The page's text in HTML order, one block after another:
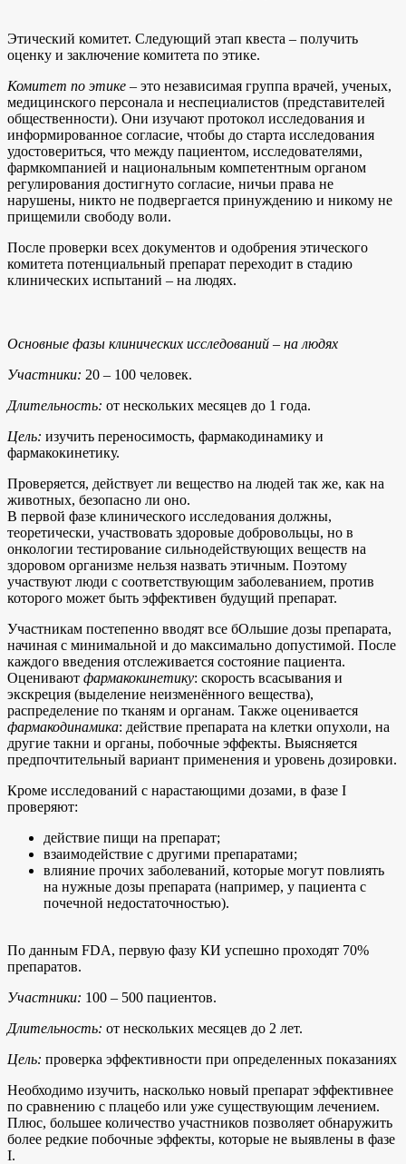
Этический комитет. Следующий этап квеста – получить
оценку и заключение комитета по этике.
Комитет по этике – это независимая группа врачей, ученых,
медицинского персонала и неспециалистов (представителей
общественности). Они изучают протокол исследования и
информированное согласие, чтобы до старта исследования
удостовериться, что между пациентом, исследователями,
фармкомпанией и национальным компетентным органом
регулирования достигнуто согласие, ничьи права не
нарушены, никто не подвергается принуждению и никому не
прищемили свободу воли.
После проверки всех документов и одобрения этического
комитета потенциальный препарат переходит в стадию
клинических испытаний – на людях.
Основные фазы клинических исследований – на людях
Участники: 20 – 100 человек.
Длительность: от нескольких месяцев до 1 года.
Цель: изучить переносимость, фармакодинамику и
фармакокинетику.
Проверяется, действует ли вещество на людей так же, как на
животных, безопасно ли оно.
В первой фазе клинического исследования должны,
теоретически, участвовать здоровые добровольцы, но в
онкологии тестирование сильнодействующих веществ на
здоровом организме нельзя назвать этичным. Поэтому
участвуют люди с соответствующим заболеванием, против
которого может быть эффективен будущий препарат.
Участникам постепенно вводят все бОльшие дозы препарата,
начиная с минимальной и до максимально допустимой. После
каждого введения отслеживается состояние пациента.
Оценивают фармакокинетику: скорость всасывания и
экскреция (выделение неизменённого вещества),
распределение по тканям и органам. Также оценивается
фармакодинамика: действие препарата на клетки опухоли, на
другие такни и органы, побочные эффекты. Выясняется
предпочтительный вариант применения и уровень дозировки.
Кроме исследований с нарастающими дозами, в фазе I
проверяют:
действие пищи на препарат;
взаимодействие с другими препаратами;
влияние прочих заболеваний, которые могут повлиять
на нужные дозы препарата (например, у пациента с
почечной недостаточностью).
По данным FDA, первую фазу КИ успешно проходят 70%
препаратов.
Участники: 100 – 500 пациентов.
Длительность: от нескольких месяцев до 2 лет.
Цель: проверка эффективности при определенных показаниях
Необходимо изучить, насколько новый препарат эффективнее
по сравнению с плацебо или уже существующим лечением.
Плюс, большее количество участников позволяет обнаружить
более редкие побочные эффекты, которые не выявлены в фазе
I.